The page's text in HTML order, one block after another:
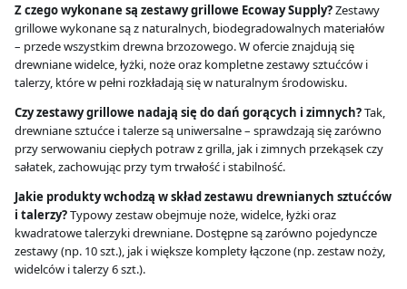
Z czego wykonane są zestawy grillowe Ecoway Supply?Zestawy
grillowe wykonane są z naturalnych, biodegradowalnych materiałów
– przede wszystkim drewna brzozowego. W ofercie znajdują się
drewniane widelce, łyżki, noże oraz kompletne zestawy sztućców i
talerzy, które w pełni rozkładają się w naturalnym środowisku.
Czy zestawy grillowe nadają się do dań gorących i zimnych?Tak,
drewniane sztućce i talerze są uniwersalne – sprawdzają się zarówno
przy serwowaniu ciepłych potraw z grilla, jak i zimnych przekąsek czy
sałatek, zachowując przy tym trwałość i stabilność.
Jakie produkty wchodzą w skład zestawu drewnianych sztućców
i talerzy?Typowy zestaw obejmuje noże, widelce, łyżki oraz
kwadratowe talerzyki drewniane. Dostępne są zarówno pojedyncze
zestawy (np. 10 szt.), jak i większe komplety łączone (np. zestaw noży,
widelców i talerzy 6 szt.).